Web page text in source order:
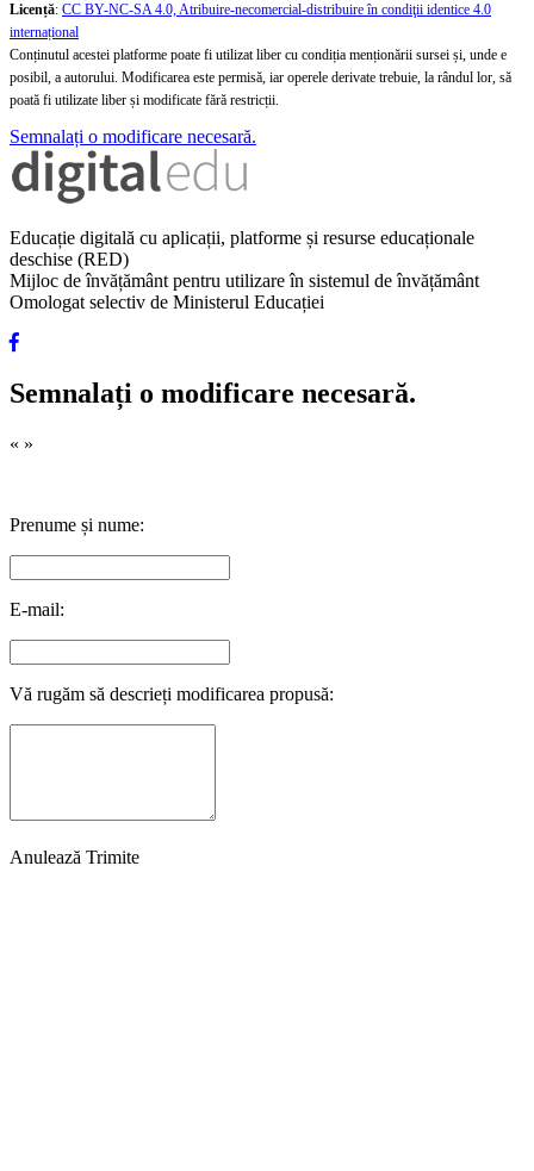
Licență: CC BY-NC-SA 4.0, Atribuire-necomercial-distribuire în condiţii identice 4.0
internațional
Conținutul acestei platforme poate fi utilizat liber cu condiția menționării sursei și, unde e
posibil, a autorului. Modificarea este permisă, iar operele derivate trebuie, la rândul lor, să
poată fi utilizate liber și modificate fără restricții.
Semnalați o modificare necesară.
Educație digitală cu aplicații, platforme și resurse educaționale
deschise (RED)
Mijloc de învățământ pentru utilizare în sistemul de învățământ
Omologat selectiv de Ministerul Educației
Semnalați o modificare necesară.
« »
Prenume și nume:
E-mail:
Vă rugăm să descrieți modificarea propusă:
Anulează Trimite